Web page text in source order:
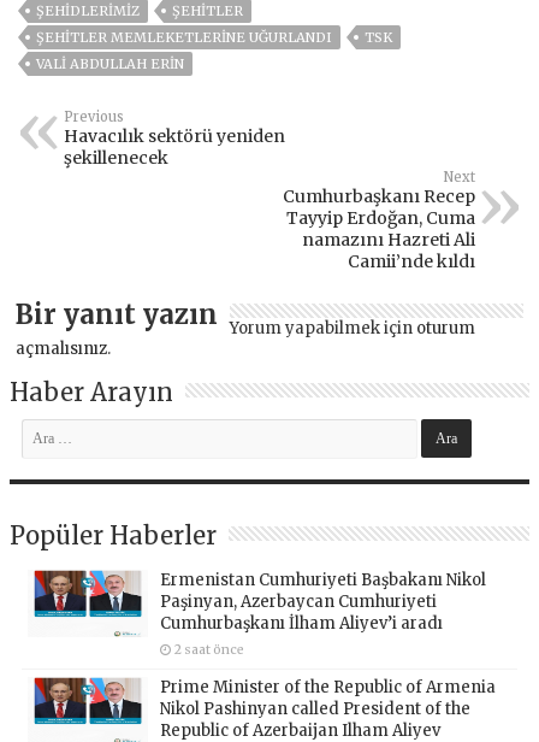
ŞEHİDLERİMİZ
ŞEHİTLER
ŞEHITLER MEMLEKETLERINE UĞURLANDI
TSK
VALİ ABDULLAH ERİN
Previous
Havacılık sektörü yeniden
şekillenecek
Next
Cumhurbaşkanı Recep
Tayyip Erdoğan, Cuma
namazını Hazreti Ali
Camii’nde kıldı
Bir yanıt yazın Yorum yapabilmek için oturum
açmalısınız.
Haber Arayın
Popüler Haberler
Ermenistan Cumhuriyeti Başbakanı Nikol
Paşinyan, Azerbaycan Cumhuriyeti
Cumhurbaşkanı İlham Aliyev’i aradı
2 saat önce
Prime Minister of the Republic of Armenia
Nikol Pashinyan called President of the
Republic of Azerbaijan Ilham Aliyev